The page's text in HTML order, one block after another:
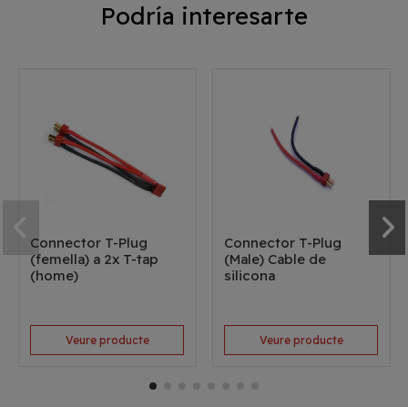
Podría interesarte
Connector T-Plug
(femella) a 2x T-tap
(home)
Veure producte
Connector T-Plug
(Male) Cable de
silicona
Veure producte